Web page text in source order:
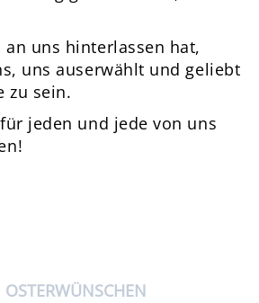
an uns hinterlassen hat,
uns auserwählt und geliebt
zu sein.
jeden und jede von uns